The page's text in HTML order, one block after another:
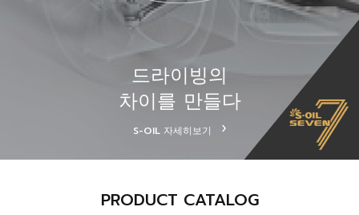
드라이빙의
차이를 만들다
S-OIL자세히보기
PRODUCT CATALOG